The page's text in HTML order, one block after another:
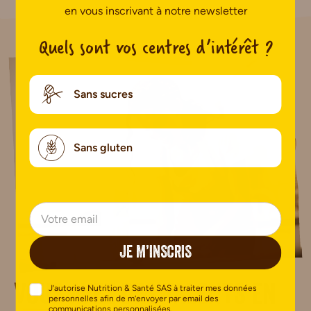
Vous avez des talents en
en vous inscrivant à notre newsletter
Quels sont vos centres d’intérêt ?
Sans sucres
Sans gluten
JE M’INSCRIS
J’autorise Nutrition & Santé SAS à traiter mes données
personnelles afin de m’envoyer par email des
communications personnalisées.